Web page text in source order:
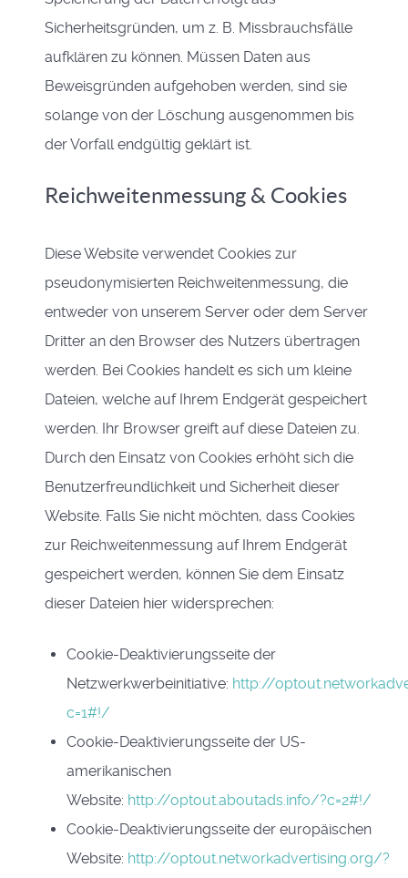
Sicherheitsgründen, um z. B. Missbrauchsfälle
aufklären zu können. Müssen Daten aus
Beweisgründen aufgehoben werden, sind sie
solange von der Löschung ausgenommen bis
der Vorfall endgültig geklärt ist.
Reichweitenmessung & Cookies
Diese Website verwendet Cookies zur
pseudonymisierten Reichweitenmessung, die
entweder von unserem Server oder dem Server
Dritter an den Browser des Nutzers übertragen
werden. Bei Cookies handelt es sich um kleine
Dateien, welche auf Ihrem Endgerät gespeichert
werden. Ihr Browser greift auf diese Dateien zu.
Durch den Einsatz von Cookies erhöht sich die
Benutzerfreundlichkeit und Sicherheit dieser
Website. Falls Sie nicht möchten, dass Cookies
zur Reichweitenmessung auf Ihrem Endgerät
gespeichert werden, können Sie dem Einsatz
dieser Dateien hier widersprechen:
Cookie-Deaktivierungsseite der
Netzwerkwerbeinitiative: http://
c=1#!/
Cookie-Deaktivierungsseite der US-
amerikanischen
Website: http://optout.aboutads.info/?c=2#!/
Cookie-Deaktivierungsseite der europäischen
Website: http://optout.networkadvertising.org/?